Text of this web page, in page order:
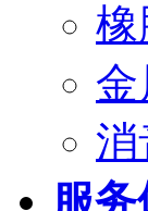
橡
消
服